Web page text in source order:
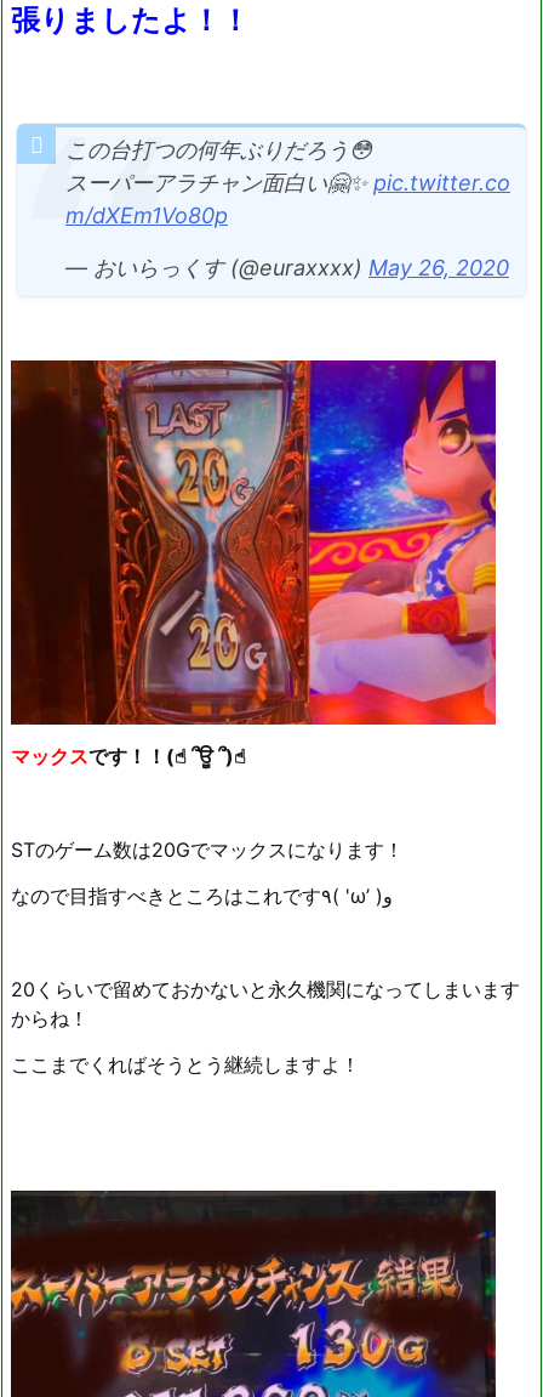
張りましたよ！！
この台打つの何年ぶりだろう😳
スーパーアラチャン面白い🤗✨pic.twitter.co
m/dXEm1Vo80p
— おいらっくす (@euraxxxx) May 26, 2020
マックスです！！(☝︎ ՞ਊ ՞)☝︎
STのゲーム数は20Gでマックスになります！
なので目指すべきところはこれです٩( 'ω’ )و
20くらいで留めておかないと永久機関になってしまいます
からね！
ここまでくればそうとう継続しますよ！